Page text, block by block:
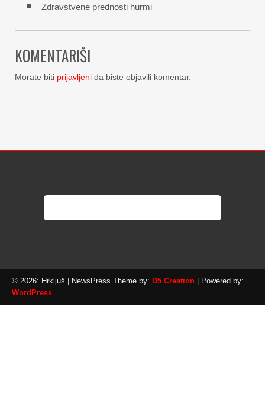
Zdravstvene prednosti hurmi
KOMENTARIŠI
Morate biti prijavljeni da biste objavili komentar.
© 2026: Hrkljuš | NewsPress Theme by: D5 Creation | Powered by:
WordPress